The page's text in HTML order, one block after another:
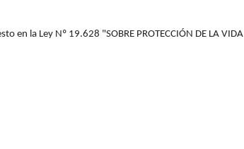
en la Ley Nº 19.628 "SOBRE PROTECCIÓN DE LA VIDA